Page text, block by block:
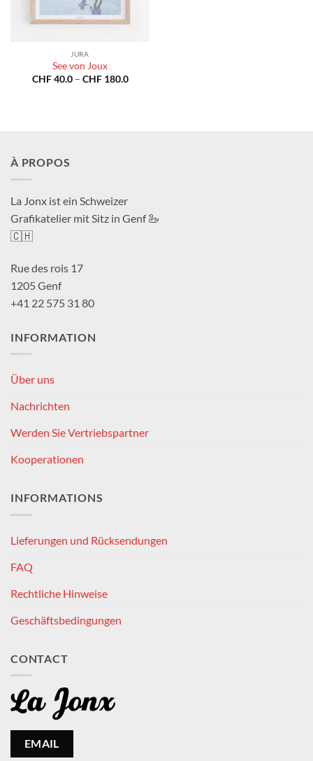
JURA
See von Joux
CHF40.0 – CHF180.0Preisspanne:
À PROPOS
La Jonx ist ein Schweizer
Grafikatelier mit Sitz in Genf 🦢
🇨🇭
Rue des rois 17
1205 Genf
+41 22 575 31 80
INFORMATION
Über uns
Nachrichten
Werden Sie Vertriebspartner
Kooperationen
INFORMATIONS
Lieferungen und Rücksendungen
FAQ
Rechtliche Hinweise
Geschäftsbedingungen
CONTACT
EMAIL